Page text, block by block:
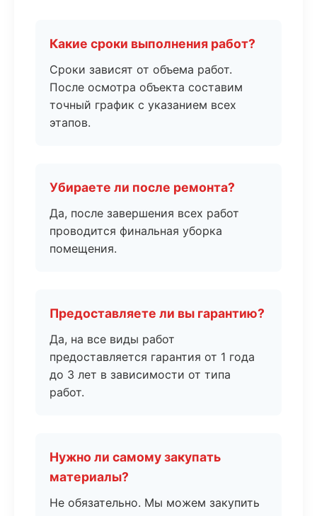
Какие сроки выполнения работ?
Сроки зависят от объема работ.
После осмотра объекта составим
точный график с указанием всех
этапов.
Убираете ли после ремонта?
Да, после завершения всех работ
проводится финальная уборка
помещения.
Предоставляете ли вы гарантию?
Да, на все виды работ
предоставляется гарантия от 1 года
до 3 лет в зависимости от типа
работ.
Нужно ли самому закупать
материалы?
Не обязательно. Мы можем закупить